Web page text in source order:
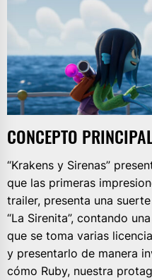
CONCEPTO
“Krakens y Sirenas”
que las primeras
trailer, presenta una
“La Sirenita”, contando
que se toma varias
y presentarlo de manera
cómo Ruby, nuestra